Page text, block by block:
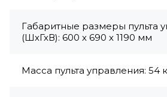
Габаритные размеры пульта
(ШхГхВ): 600 х 690 х 1190 мм
Масса пульта управления: 54